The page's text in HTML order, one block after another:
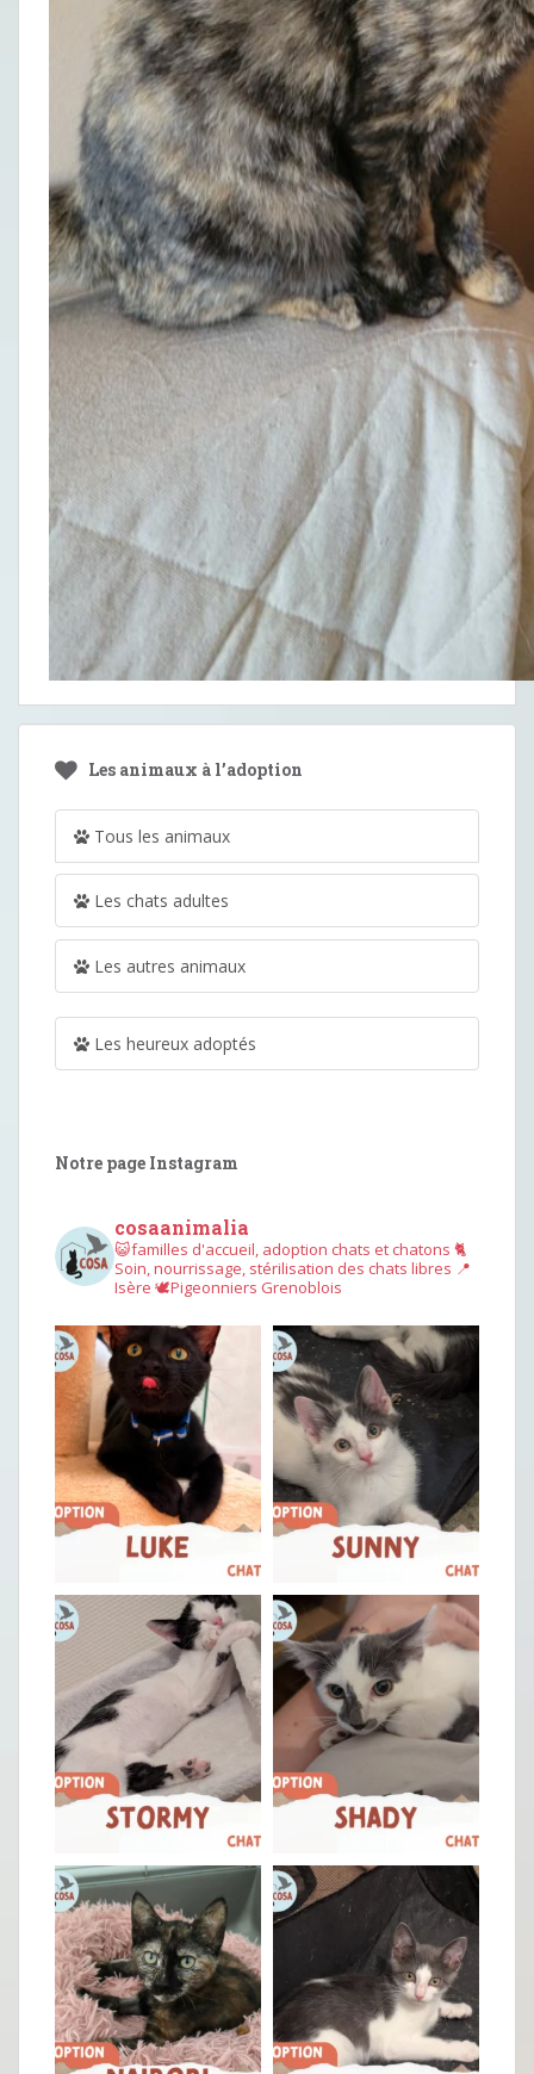
Les animaux à l’adoption
Tous les animaux
Les chats adultes
Les autres animaux
Les heureux adoptés
Notre page Instagram
cosaanimalia
😺familles d'accueil, adoption chats et chatons 🐈
Soin, nourrissage, stérilisation des chats libres 📍
Isère 🕊︎Pigeonniers Grenoblois